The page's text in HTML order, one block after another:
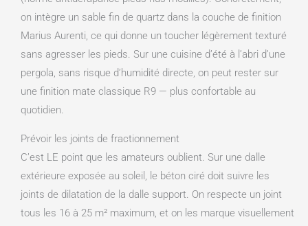
on intègre un sable fin de quartz dans la couche de finition
Marius Aurenti, ce qui donne un toucher légèrement texturé
sans agresser les pieds. Sur une cuisine d’été à l’abri d’une
pergola, sans risque d’humidité directe, on peut rester sur
une finition mate classique R9 — plus confortable au
quotidien.
Prévoir les joints de fractionnement
C’est LE point que les amateurs oublient. Sur une dalle
extérieure exposée au soleil, le béton ciré doit suivre les
joints de dilatation de la dalle support. On respecte un joint
tous les 16 à 25 m² maximum, et on les marque visuellement